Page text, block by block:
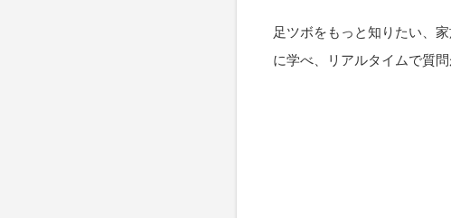
足ツボをもっと知りたい、
に学べ、リアルタイムで質